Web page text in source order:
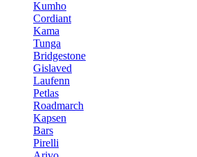
Kumho
Cordiant
Kama
Tunga
Bridgestone
Gislaved
Laufenn
Petlas
Roadmarch
Kapsen
Bars
Pirelli